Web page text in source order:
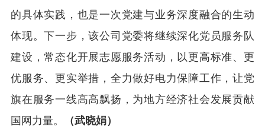
的具体实践，也是一次党建与业务深度融合的生动
体现。下一步，该公司党委将继续深化党员服务队
建设，常态化开展志愿服务活动，以更高标准、更
优服务、更实举措，全力做好电力保障工作，让党
旗在服务一线高高飘扬，为地方经济社会发展贡献
国网力量。
（武晓娟）